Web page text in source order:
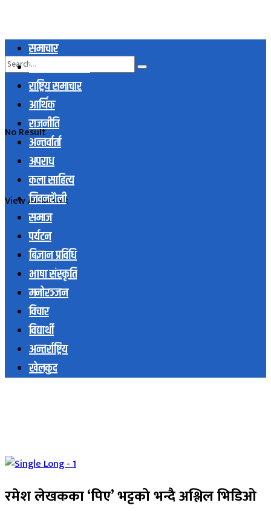
No Result
View All Result
समाचार
स्थानिय समाचार
राष्ट्रिय समाचार
आर्थिक
राजनीति
अन्तर्वार्ता
अपराध
कला साहित्य
जिवनशैली
समाज
पर्यटन
बिज्ञान प्रविधि
भाषा संस्कृति
मनोरञ्जन
विचार
विद्यार्थी
अन्तर्राष्ट्रिय
खेलकुद
रमेश लेखकका ‘पिए’ भट्टको भन्दै अश्लिल भिडिओ